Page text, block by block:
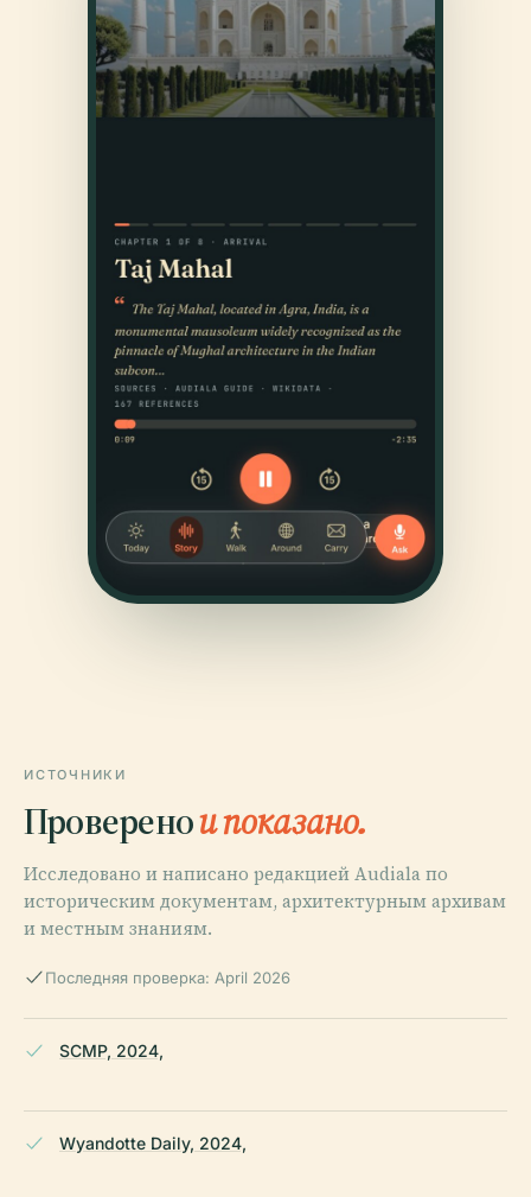
ИСТОЧНИКИ
Проверенои показано.
Исследовано и написано редакцией Audiala по
историческим документам, архитектурным архивам
и местным знаниям.
Последняя проверка: April 2026
SCMP, 2024,
Wyandotte Daily, 2024,